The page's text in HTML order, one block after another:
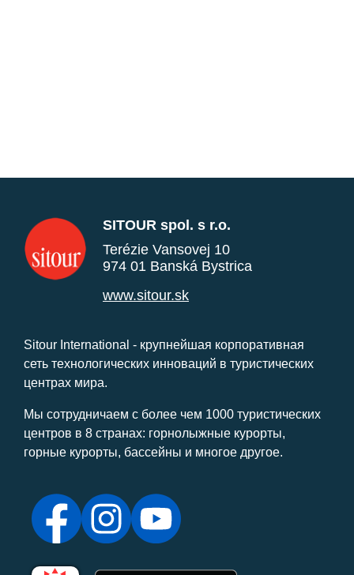
SITOUR spol. s r.o.
Terézie Vansovej 10
974 01 Banská Bystrica
www.sitour.sk
Sitour International - крупнейшая корпоративная
сеть технологических инноваций в туристических
центрах мира.
Мы сотрудничаем с более чем 1000 туристических
центров в 8 странах: горнолыжные курорты,
горные курорты, бассейны и многое другое.